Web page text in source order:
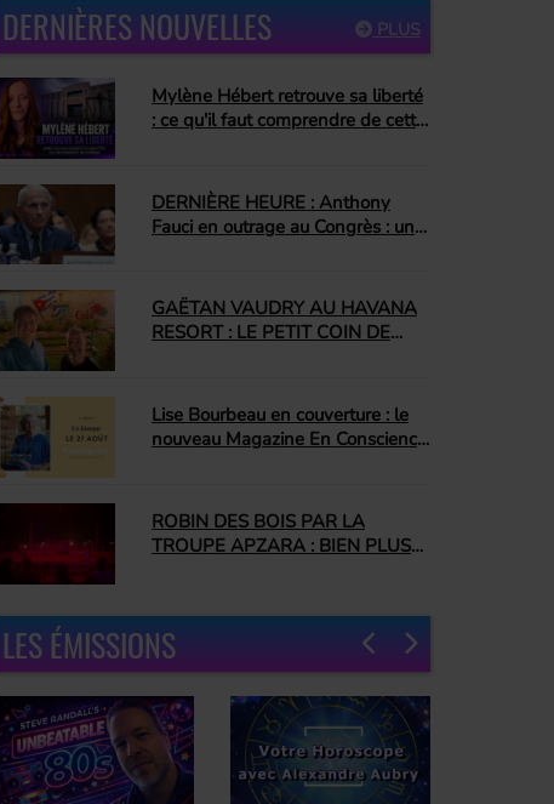
PLUS
DERNIÈRES NOUVELLES
Mylène Hébert retrouve sa liberté
: ce qu'il faut comprendre de cette
DERNIÈRE HEURE : Anthony
Fauci en outrage au Congrès : un
GAËTAN VAUDRY AU HAVANA
RESORT : LE PETIT COIN DE
Lise Bourbeau en couverture : le
nouveau Magazine En Conscience
ROBIN DES BOIS PAR LA
TROUPE APZARA : BIEN PLUS
LES ÉMISSIONS